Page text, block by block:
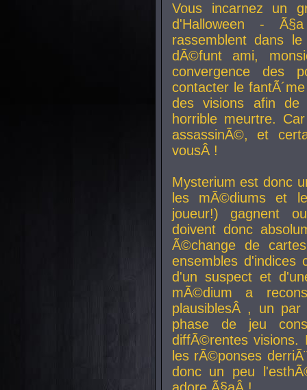
Vous incarnez un
d'Halloween -
rassemblent dans
dÃ©funt ami,
convergence des
contacter le
des visions afin
horrible meurtre.
assassinÃ©, et
vousÂ !
Mysterium est donc
les mÃ©diums et
joueur!) gagnent
doivent donc
Ã©change de
ensembles d'indices
d'un suspect et
mÃ©dium a
plausiblesÂ , un par
phase de jeu
diffÃ©rentes visions.
les rÃ©ponses
donc un peu